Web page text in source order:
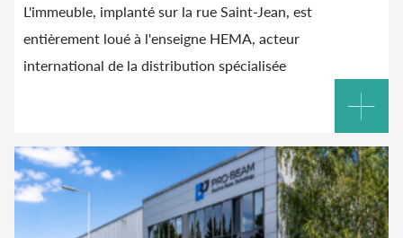
L'immeuble, implanté sur la rue Saint-Jean, est
entièrement loué à l'enseigne HEMA, acteur
international de la distribution spécialisée